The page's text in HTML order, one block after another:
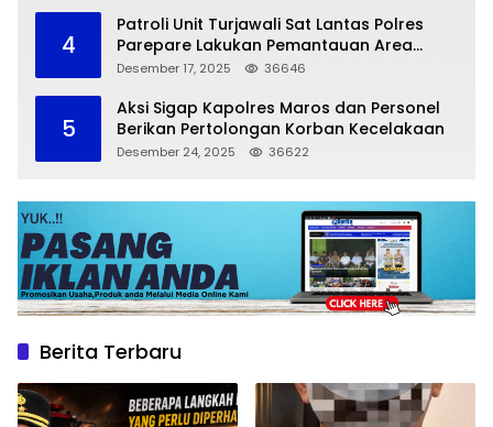
4
Patroli Unit Turjawali Sat Lantas Polres
Parepare Lakukan Pemantauan Area
Larangan Parkir
Desember 17, 2025 36646
5
Aksi Sigap Kapolres Maros dan Personel
Berikan Pertolongan Korban Kecelakaan
Desember 24, 2025 36622
Berita Terbaru